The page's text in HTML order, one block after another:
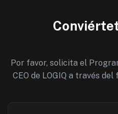
Por favor, solicita el
CEO de LOGIQ a través